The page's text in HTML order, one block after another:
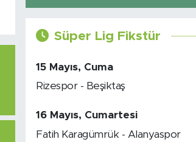
Süper Lig Fikstür
15 Mayıs, Cuma
Rizespor - Beşiktaş
16 Mayıs, Cumartesi
Fatih Karagümrük - Alanyaspor